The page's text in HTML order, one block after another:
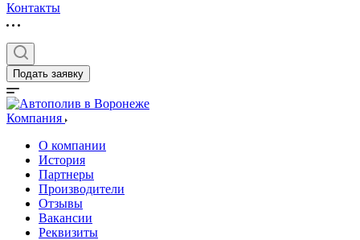
Контакты
Подать заявку
Компания
О компании
История
Партнеры
Производители
Отзывы
Вакансии
Реквизиты